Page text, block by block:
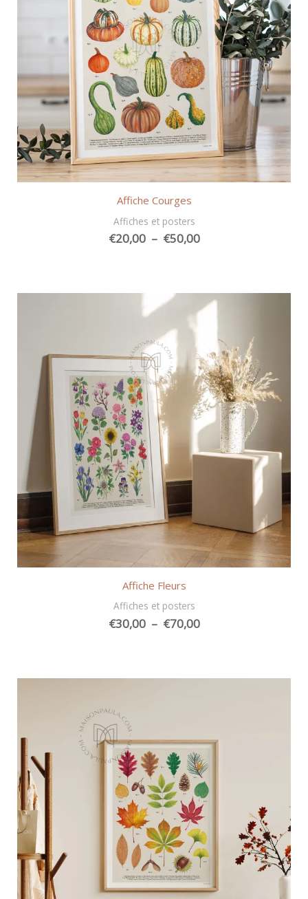
Affiche Courges
Affiches et posters
€20,00 – €50,00Plage
à
€50,00
Affiche Fleurs
Affiches et posters
€30,00 – €70,00Plage
à